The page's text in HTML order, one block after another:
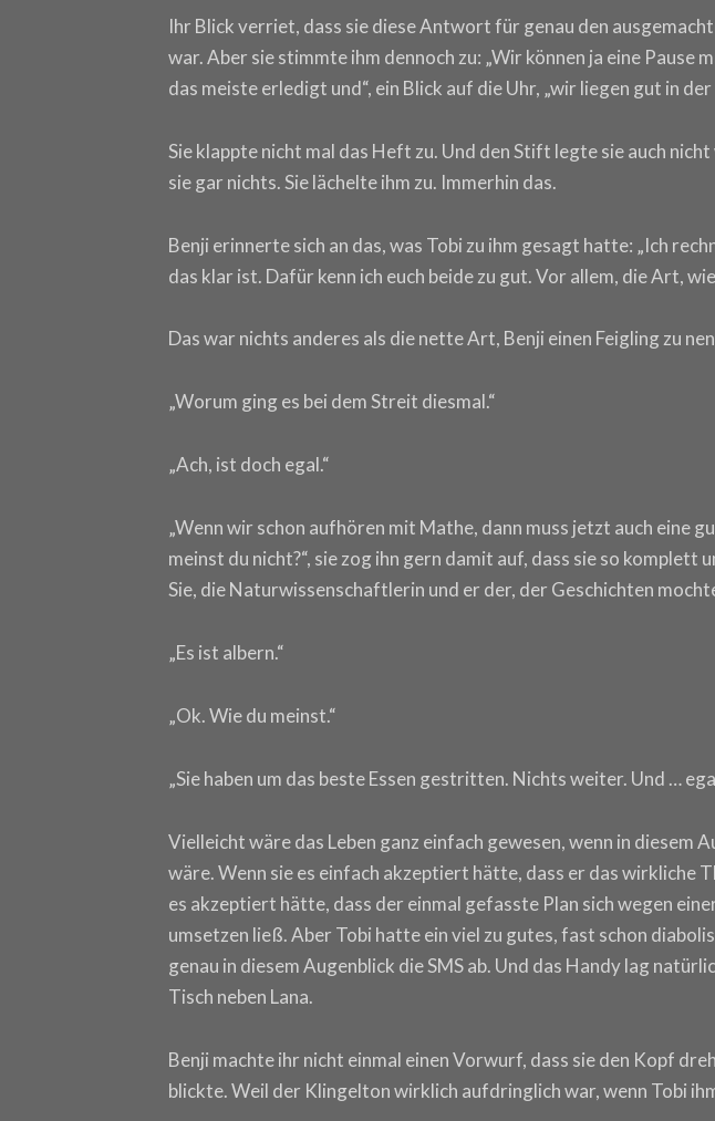
Ihr Blick verriet, dass sie diese Antwort für genau den
war. Aber sie stimmte ihm dennoch zu: „Wir können ja eine Pause
das meiste erledigt und“, ein Blick auf die Uhr, „wir liegen gut in der
Sie klappte nicht mal das Heft zu. Und den Stift legte sie auch
sie gar nichts. Sie lächelte ihm zu. Immerhin das.
Benji erinnerte sich an das, was Tobi zu ihm gesagt hatte: „Ich
das klar ist. Dafür kenn ich euch beide zu gut. Vor allem, die Art,
Das war nichts anderes als die nette Art, Benji einen Feigling zu
„Worum ging es bei dem Streit diesmal.“
„Ach, ist doch egal.“
„Wenn wir schon aufhören mit Mathe, dann muss jetzt auch eine
meinst du nicht?“, sie zog ihn gern damit auf, dass sie so komplett
Sie, die Naturwissenschaftlerin und er der, der Geschichten
„Es ist albern.“
„Ok. Wie du meinst.“
„Sie haben um das beste Essen gestritten. Nichts weiter. Und …
Vielleicht wäre das Leben ganz einfach gewesen, wenn in diesem
wäre. Wenn sie es einfach akzeptiert hätte, dass er das wirkliche
es akzeptiert hätte, dass der einmal gefasste Plan sich wegen
umsetzen ließ. Aber Tobi hatte ein viel zu gutes, fast schon
genau in diesem Augenblick die SMS ab. Und das Handy lag
Tisch neben Lana.
Benji machte ihr nicht einmal einen Vorwurf, dass sie den Kopf
blickte. Weil der Klingelton wirklich aufdringlich war, wenn Tobi